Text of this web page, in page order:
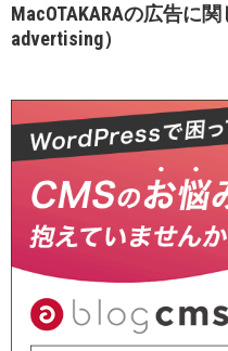
MacOTAKARAの広告に
advertising）